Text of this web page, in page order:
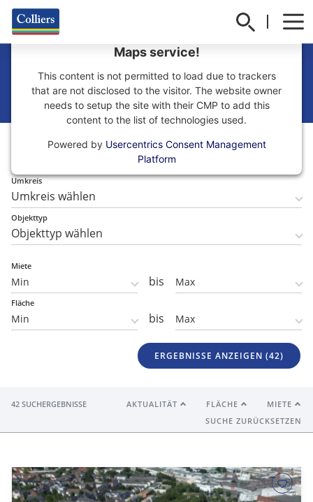
Gewerbeimmobilien
in Wiesbaden finden
We need your consent to load the Google
Maps service!
This content is not permitted to load due to trackers
that are not disclosed to the visitor. The website owner
needs to setup the site with their CMP to add this
content to the list of technologies used.
Powered by Usercentrics Consent Management
Platform
Umkreis
Objekttyp
Miete
bis
Fläche
bis
ERGEBNISSE ANZEIGEN (42)
42 SUCHERGEBNISSE AKTUALITÄT FLÄCHE
MIETE
SUCHE ZURÜCKSETZEN